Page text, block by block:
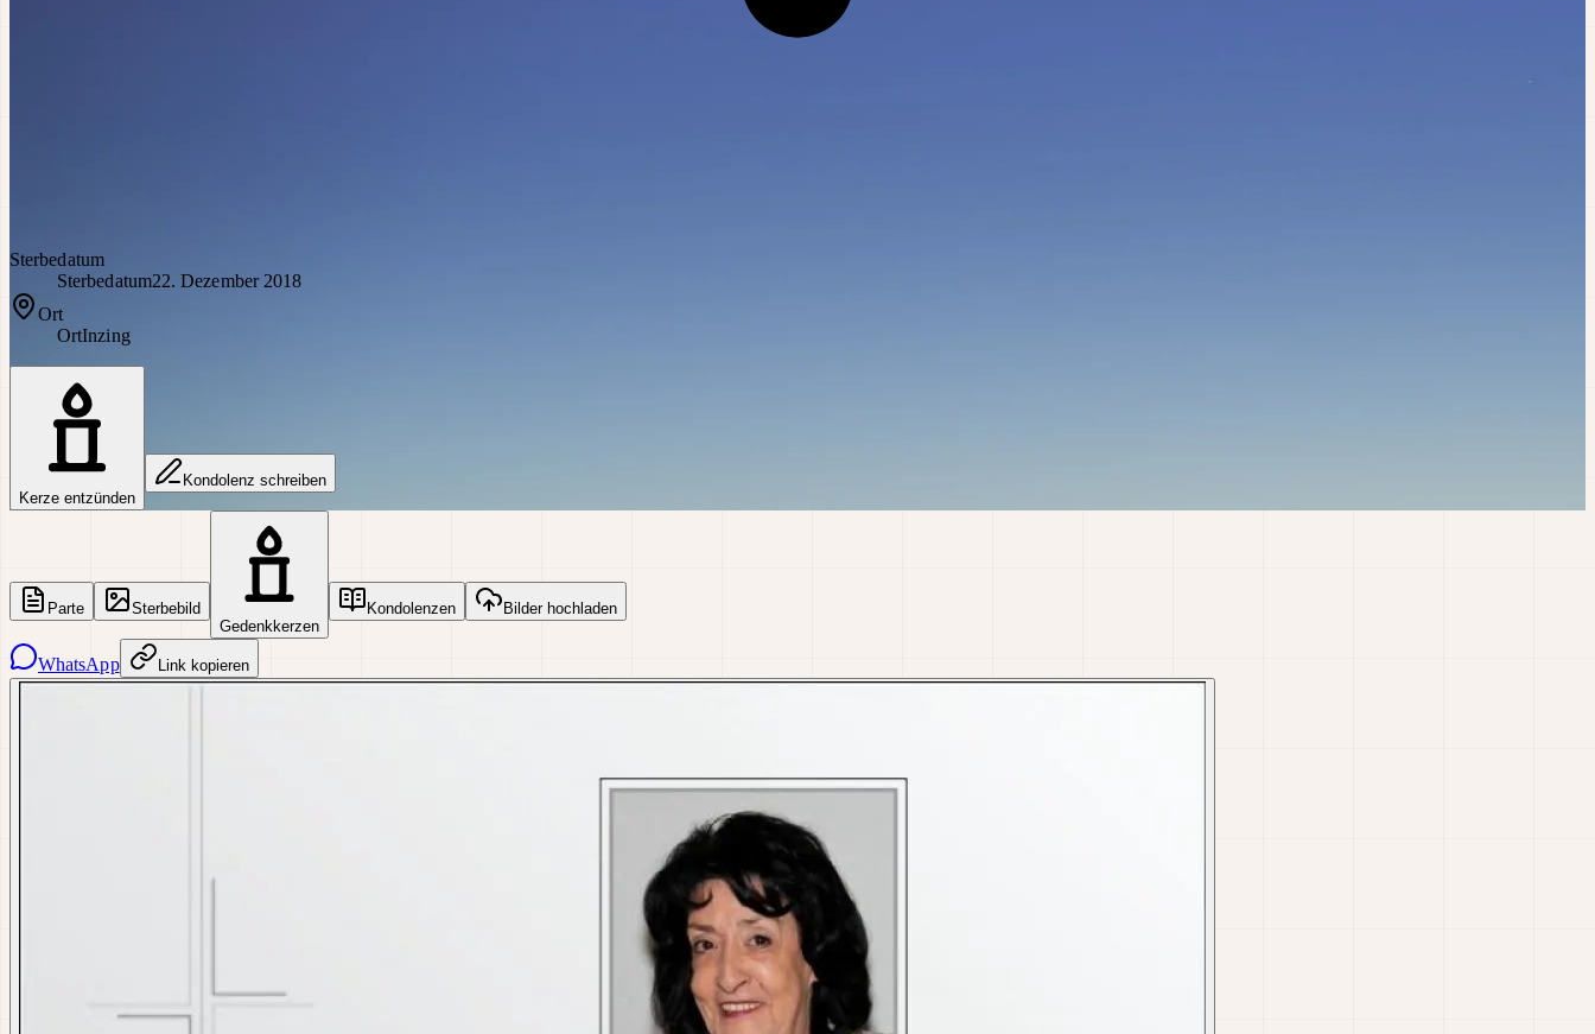
Sterbedatum
Sterbedatum22. Dezember 2018
Ort
OrtInzing
Kerze entzünden
Kondolenz schreiben
Parte
Sterbebild
Gedenkkerzen
Kondolenzen Bilder hochladen
WhatsApp Link kopieren